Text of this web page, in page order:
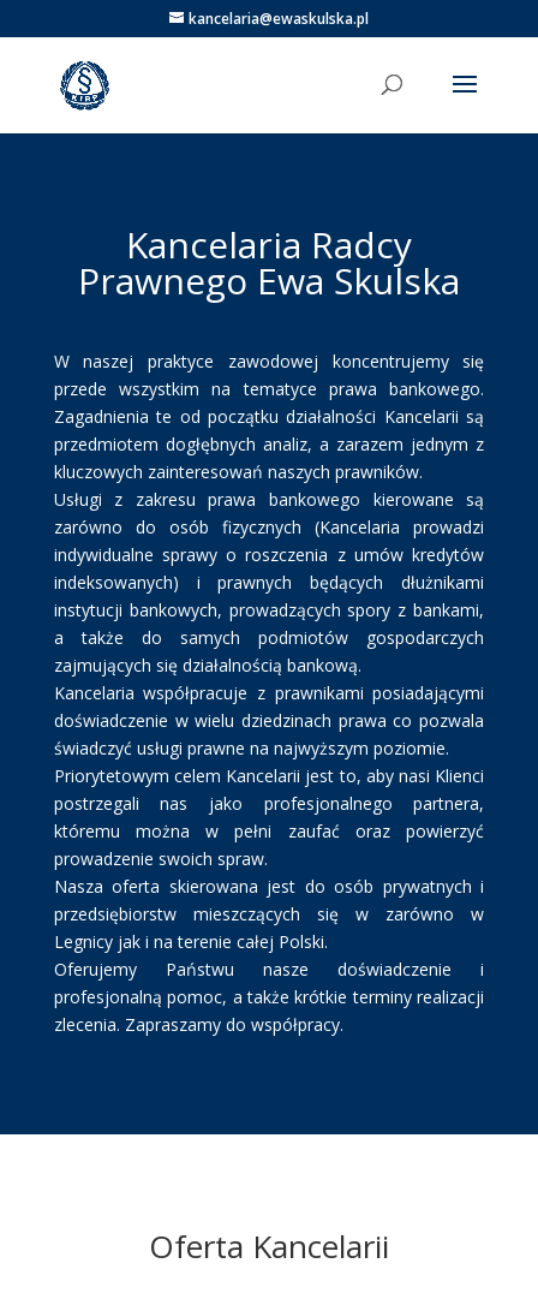
kancelaria@ewaskulska.pl
Kancelaria Radcy
Prawnego Ewa Skulska
W naszej praktyce zawodowej koncentrujemy się
przede wszystkim na tematyce prawa bankowego.
Zagadnienia te od początku działalności Kancelarii są
przedmiotem dogłębnych analiz, a zarazem jednym z
kluczowych zainteresowań naszych prawników.
Usługi z zakresu prawa bankowego kierowane są
zarówno do osób fizycznych (Kancelaria prowadzi
indywidualne sprawy o roszczenia z umów kredytów
indeksowanych) i prawnych będących dłużnikami
instytucji bankowych, prowadzących spory z bankami,
a także do samych podmiotów gospodarczych
zajmujących się działalnością bankową.
Kancelaria współpracuje z prawnikami posiadającymi
doświadczenie w wielu dziedzinach prawa co pozwala
świadczyć usługi prawne na najwyższym poziomie.
Priorytetowym celem Kancelarii jest to, aby nasi Klienci
postrzegali nas jako profesjonalnego partnera,
któremu można w pełni zaufać oraz powierzyć
prowadzenie swoich spraw.
Nasza oferta skierowana jest do osób prywatnych i
przedsiębiorstw mieszczących się w zarówno w
Legnicy jak i na terenie całej Polski.
Oferujemy Państwu nasze doświadczenie i
profesjonalną pomoc, a także krótkie terminy realizacji
zlecenia. Zapraszamy do współpracy.
Oferta Kancelarii